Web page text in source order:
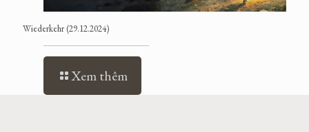
Wiederkehr (29.12.2024)
Xem thêm